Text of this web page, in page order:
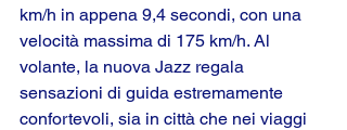
km/h in appena 9,4 secondi, con una
velocità massima di 175 km/h. Al
volante, la nuova Jazz regala
sensazioni di guida estremamente
confortevoli, sia in città che nei viaggi